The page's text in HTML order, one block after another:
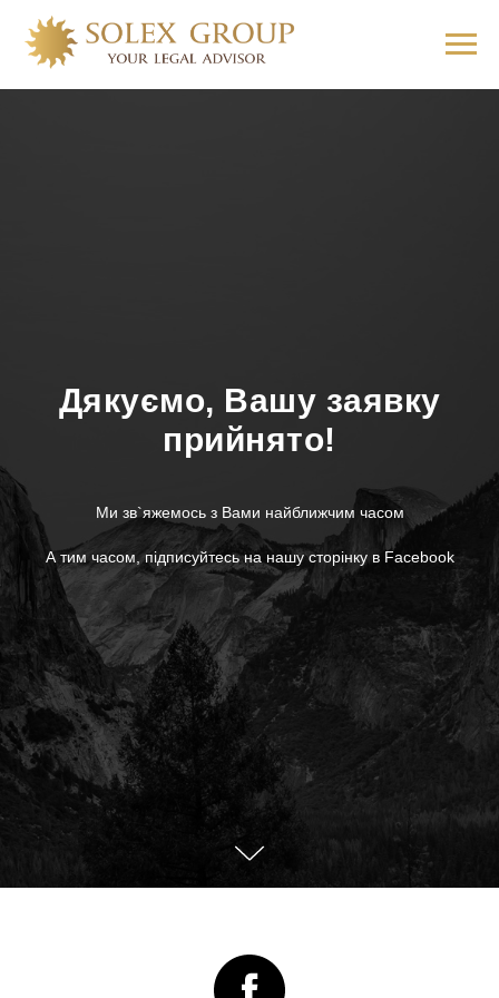
Дякуємо, Вашу заявку
прийнято!
Ми зв`яжемось з Вами найближчим часом
А тим часом, підписуйтесь на нашу сторінку в Facebook